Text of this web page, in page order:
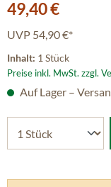
Verkaufspreis:
49,40 €
UVP 54,90 €*
Inhalt: 1 Stück
Preise inkl. MwSt. zzgl.
Auf Lager –